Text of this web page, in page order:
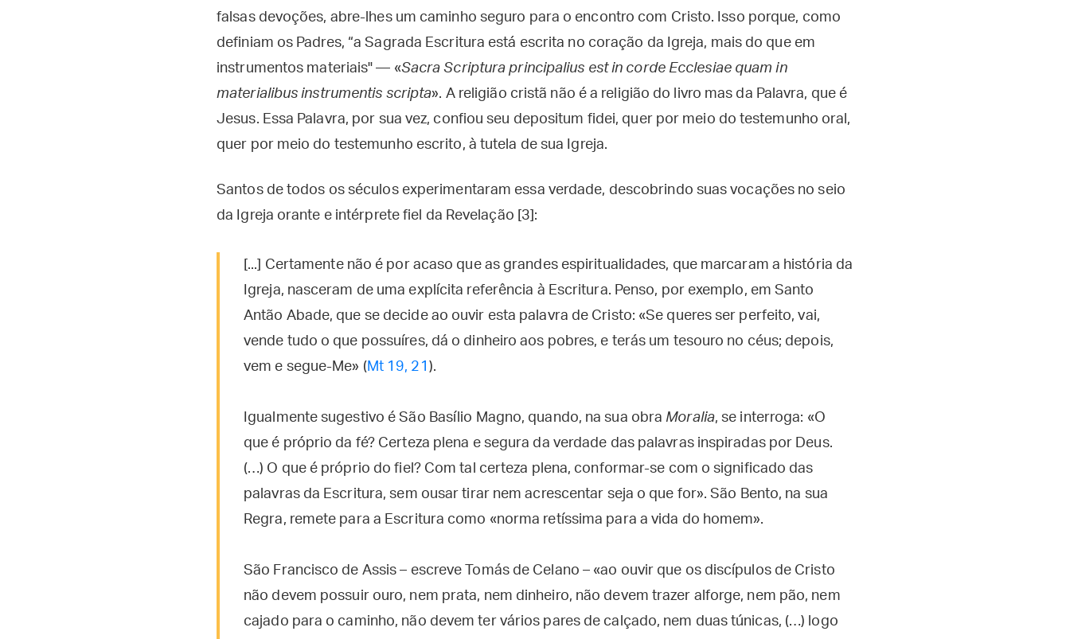
falsas devoções, abre-lhes um caminho seguro para o encontro com Cristo. Isso porque, como
definiam os Padres, “a Sagrada Escritura está escrita no coração da Igreja, mais do que em
instrumentos materiais" — «Sacra Scriptura principalius est in corde Ecclesiae quam in
materialibus instrumentis scripta». A religião cristã não é a religião do livro mas da Palavra, que é
Jesus. Essa Palavra, por sua vez, confiou seu depositum fidei, quer por meio do testemunho oral,
quer por meio do testemunho escrito, à tutela de sua Igreja.
Santos de todos os séculos experimentaram essa verdade, descobrindo suas vocações no seio
da Igreja orante e intérprete fiel da Revelação [3]:
[...] Certamente não é por acaso que as grandes espiritualidades, que marcaram a história da
Igreja, nasceram de uma explícita referência à Escritura. Penso, por exemplo, em Santo
Antão Abade, que se decide ao ouvir esta palavra de Cristo: «Se queres ser perfeito, vai,
vende tudo o que possuíres, dá o dinheiro aos pobres, e terás um tesouro no céus; depois,
vem e segue-Me» ( Mt 19, 21 ).
Igualmente sugestivo é São Basílio Magno, quando, na sua obraMoralia, se interroga: «O
que é próprio da fé? Certeza plena e segura da verdade das palavras inspiradas por Deus.
(…) O que é próprio do fiel? Com tal certeza plena, conformar-se com o significado das
palavras da Escritura, sem ousar tirar nem acrescentar seja o que for». São Bento, na sua
Regra, remete para a Escritura como «norma retíssima para a vida do homem».
São Francisco de Assis – escreve Tomás de Celano – «ao ouvir que os discípulos de Cristo
não devem possuir ouro, nem prata, nem dinheiro, não devem trazer alforge, nem pão, nem
cajado para o caminho, não devem ter vários pares de calçado, nem duas túnicas, (…) logo